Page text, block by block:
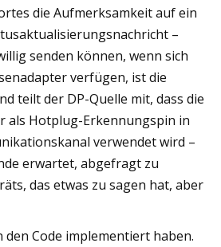
die Aufmerksamkeit auf ein
–
senden können, wenn sich
verfügen, ist die
teilt der DP-Quelle mit, dass die
als Hotplug-Erkennungspin in
verwendet wird –
erwartet, abgefragt zu
das etwas zu sagen hat, aber
Code implementiert haben.